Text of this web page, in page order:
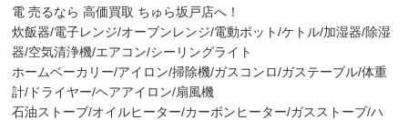
電 売るなら 高価買取 ちゅら坂戸店へ！
炊飯器/電子レンジ/オーブンレンジ/電動ポット/ケトル/加湿器/除湿
器/空気清浄機/エアコン/シーリングライト
ホームベーカリー/アイロン/掃除機/ガスコンロ/ガステーブル/体重
計/ドライヤー/ヘアアイロン/扇風機
石油ストーブ/オイルヒーター/カーボンヒーター/ガスストーブ/ハ